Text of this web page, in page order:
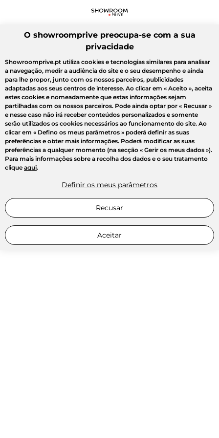
O showroomprive preocupa-se com a sua
privacidade
Showroomprive.pt utiliza cookies e tecnologias similares para analisar
a navegação, medir a audiência do site e o seu desempenho e ainda
para lhe propor, junto com os nossos parceiros, publicidades
adaptadas aos seus centros de interesse. Ao clicar em « Aceito », aceita
estes cookies e nomeadamente que estas informações sejam
partilhadas com os nossos parceiros. Pode ainda optar por « Recusar »
e nesse caso não irá receber conteúdos personalizados e somente
serão utilizados os cookies necessários ao funcionamento do site. Ao
clicar em « Defino os meus parâmetros » poderá definir as suas
preferências e obter mais informações. Poderá modificar as suas
preferências a qualquer momento (na secção « Gerir os meus dados »).
Para mais informações sobre a recolha dos dados e o seu tratamento
clique aqui.
Definir os meus parâmetros
Recusar
Aceitar